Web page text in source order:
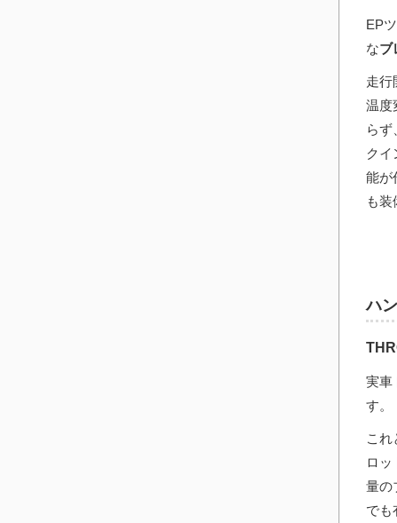
EP
なブ
走行
温度
ら
ク
能が
も装
ハ
実車
す。
これ
ロッ
量の
でも